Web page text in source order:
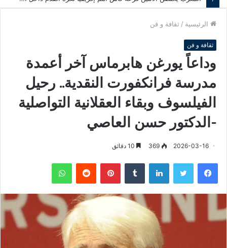
الرئيسية / ثقافة و فن
ثقافة و فن
وداعاً يورغن هابرماس آخر أعمدة
مدرسة فرانكفورت النقدية.. رحيل
الفيلسوف وبقاء العقلانية التواصلية
-الدكتور حسن العاصي
2026-03-16
369
فيسبوك لينكدإن بينتيريست